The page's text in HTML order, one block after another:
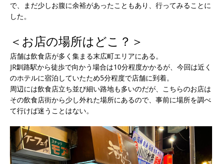
で、まだ少しお腹に余裕があったこともあり、行ってみることに
した。
＜お店の場所はどこ？＞
店舗は飲食店が多く集まる末広町エリアにある。
JR釧路駅から徒歩で向かう場合は10分程度かかるが、今回は近く
のホテルに宿泊していたため5分程度で店舗に到着。
周辺には飲食店立ち並び細い路地も多いのだが、こちらのお店は
その飲食店街から少し外れた場所にあるので、事前に場所を調べ
て行けば迷うことはない。